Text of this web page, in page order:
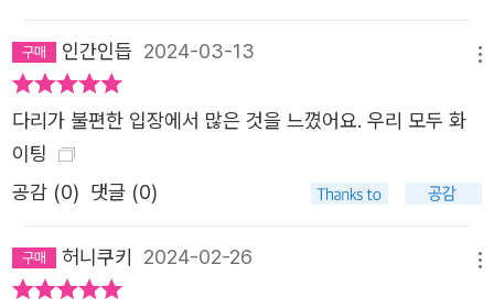
듣고, 당연하게 버스를 타고 소풍을 가는 것 같지만 그럴 때
마다 나는 남들보다 뒤에 있거나, 아예 참여하지 못할 때도
있어. -본문 48~49쪽 중에서 지하철을 생각하면 나는 모험
을 하는 탐험가가 된 기분이 들어. 출구가 여덟 개나 되지만
엘리베이터는 하나밖에 없는 탓에 이리저리 빙빙 헤매야 하
고, 열차와 승강장 사이 넓은 틈은 마치 휠체어 앞바퀴를 집
어삼키는 괴수 같지. 버스를 생각하면 마치 유명한 사람이
된 것 같은 기분이 들어. 휠체어가 탈 수 있게 해 주는 리프
인간인듭 2024-03-13
다리가 불편한 입장에서 많은 것을 느꼈어요. 우리 모두 화
이팅
공감 (0) 댓글 (0)
허니쿠키 2024-02-26